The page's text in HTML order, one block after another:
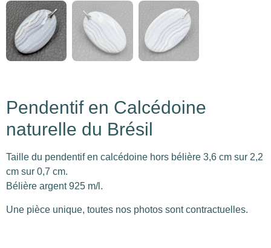
Pendentif en Calcédoine
naturelle du Brésil
Taille du pendentif en calcédoine hors bélière 3,6 cm sur 2,2
cm sur 0,7 cm.
Bélière argent 925 m/l.
Une pièce unique, toutes nos photos sont contractuelles.